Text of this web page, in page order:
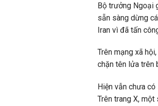
Bộ trưởng Ngoại
sẵn sàng dừng
Iran vì đã tấn
Trên mạng xã
chặn tên lửa trên
Hiện vẫn chưa
Trên trang X,